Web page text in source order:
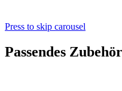
Press to skip carousel
Passendes Zubehör